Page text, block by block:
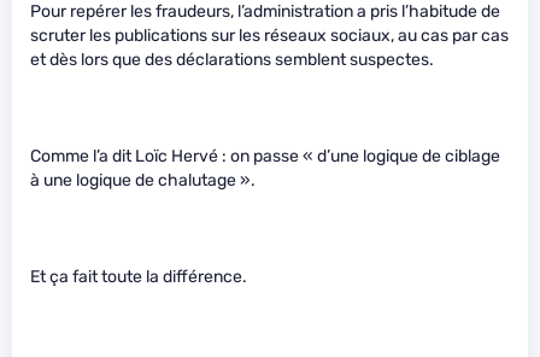
Pour repérer les fraudeurs, l’administration a pris l’habitude de
scruter les publications sur les réseaux sociaux, au cas par cas
et dès lors que des déclarations semblent suspectes.
Comme l’a dit Loïc Hervé : on passe « d’une logique de ciblage
à une logique de chalutage ».
Et ça fait toute la différence.